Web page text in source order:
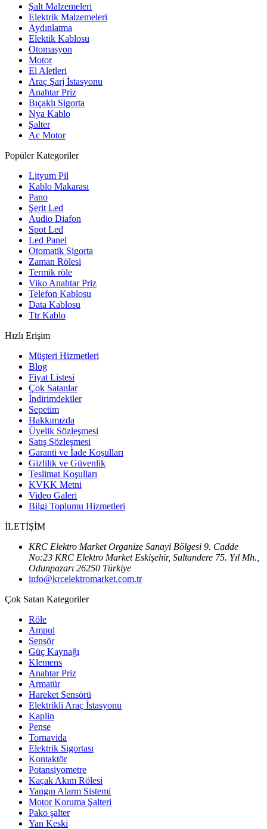
Şalt Malzemeleri
Elektrik Malzemeleri
Aydınlatma
Elektik Kablosu
Otomasyon
Motor
El Aletleri
Araç Şarj İstasyonu
Anahtar Priz
Bıçaklı Sigorta
Nya Kablo
Şalter
Ac Motor
Popüler Kategoriler
Lityum Pil
Kablo Makarası
Pano
Şerit Led
Audio Diafon
Spot Led
Led Panel
Otomatik Sigorta
Zaman Rölesi
Termik röle
Viko Anahtar Priz
Telefon Kablosu
Data Kablosu
Ttr Kablo
Hızlı Erişim
Müşteri Hizmetleri
Blog
Fiyat Listesi
Çok Satanlar
İndirimdekiler
Sepetim
Hakkımızda
Üyelik Sözleşmesi
Satış Sözleşmesi
Garanti ve İade Koşulları
Gizlilik ve Güvenlik
Teslimat Koşulları
KVKK Metni
Video Galeri
Bilgi Toplumu Hizmetleri
İLETİŞİM
KRC Elektro Market Organize Sanayi Bölgesi 9. Cadde
No:23 KRC Elektro Market Eskişehir, Sultandere 75. Yıl Mh.,
Odunpazarı 26250 Türkiye
info@krcelektromarket.com.tr
Çok Satan Kategoriler
Röle
Ampul
Sensör
Güç Kaynağı
Klemens
Anahtar Priz
Armatür
Hareket Sensörü
Elektrikli Araç İstasyonu
Kaplin
Pense
Tornavida
Elektrik Sigortası
Kontaktör
Potansiyometre
Kaçak Akım Rölesi
Yangın Alarm Sistemi
Motor Koruma Şalteri
Pako şalter
Yan Keski